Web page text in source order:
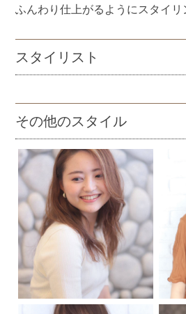
ふんわり仕上がるようにスタイリ
スタイリスト
その他のスタイル